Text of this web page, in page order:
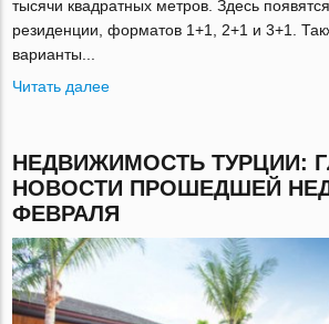
тысячи квадратных метров. Здесь
резиденции, форматов 1+1, 2+1 и 3+1.
варианты...
Читать далее
НЕДВИЖИМОСТЬ ТУРЦИИ:
НОВОСТИ ПРОШЕДШЕЙ
ФЕВРАЛЯ